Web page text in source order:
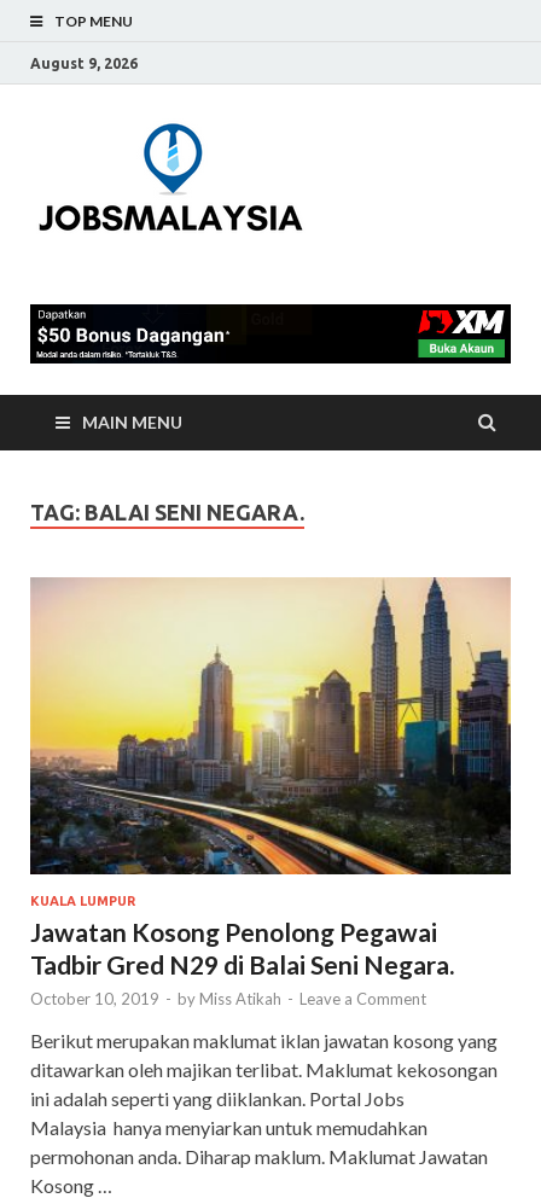
TOP MENU
August 9, 2026
MAIN MENU
TAG: BALAI SENI NEGARA.
KUALA LUMPUR
Jawatan Kosong Penolong Pegawai
Tadbir Gred N29 di Balai Seni Negara.
October 10, 2019 - by Miss Atikah - Leave a Comment
Berikut merupakan maklumat iklan jawatan kosong yang
ditawarkan oleh majikan terlibat. Maklumat kekosongan
ini adalah seperti yang diiklankan. Portal Jobs
Malaysia hanya menyiarkan untuk memudahkan
permohonan anda. Diharap maklum. Maklumat Jawatan
Kosong …